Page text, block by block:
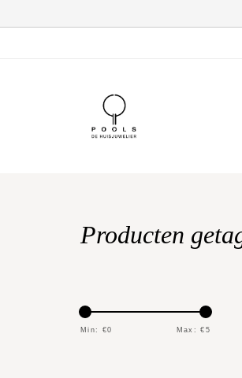
Producten
Min: €0 Max: € 5